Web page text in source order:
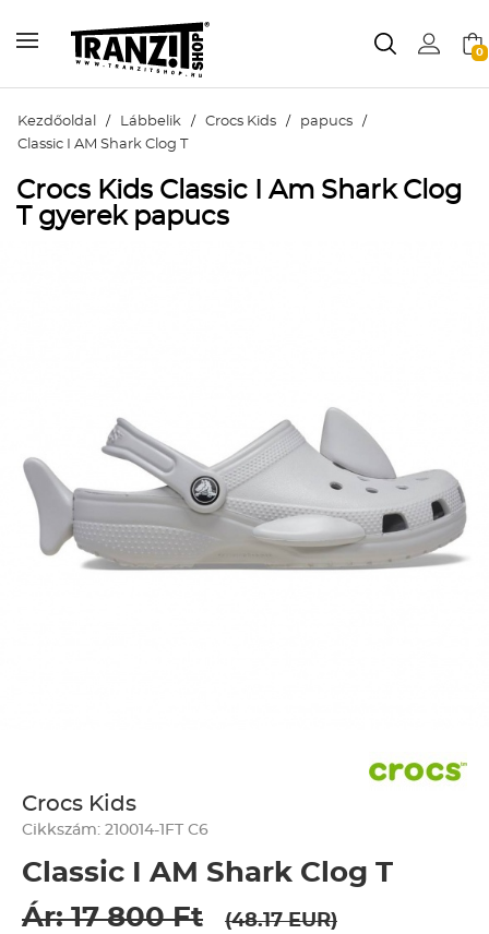
0
Kezdőoldal / Lábbelik / Crocs Kids / papucs /
Classic I AM Shark Clog T
Crocs Kids Classic I Am Shark Clog
T gyerek papucs
Crocs Kids
Cikkszám: 210014-1FT C6
Classic I AM Shark Clog T
Ár: 17 800 Ft
(48.17 EUR)